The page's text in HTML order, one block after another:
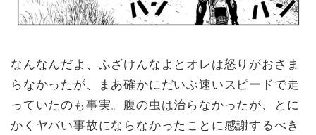
なんなんだよ、ふざけんなよとオレは怒りがおさま
らなかったが、まあ確かにだいぶ速いスピードで走
っていたのも事実。腹の虫は治らなかったが、とに
かくヤバい事故にならなかったことに感謝するべき